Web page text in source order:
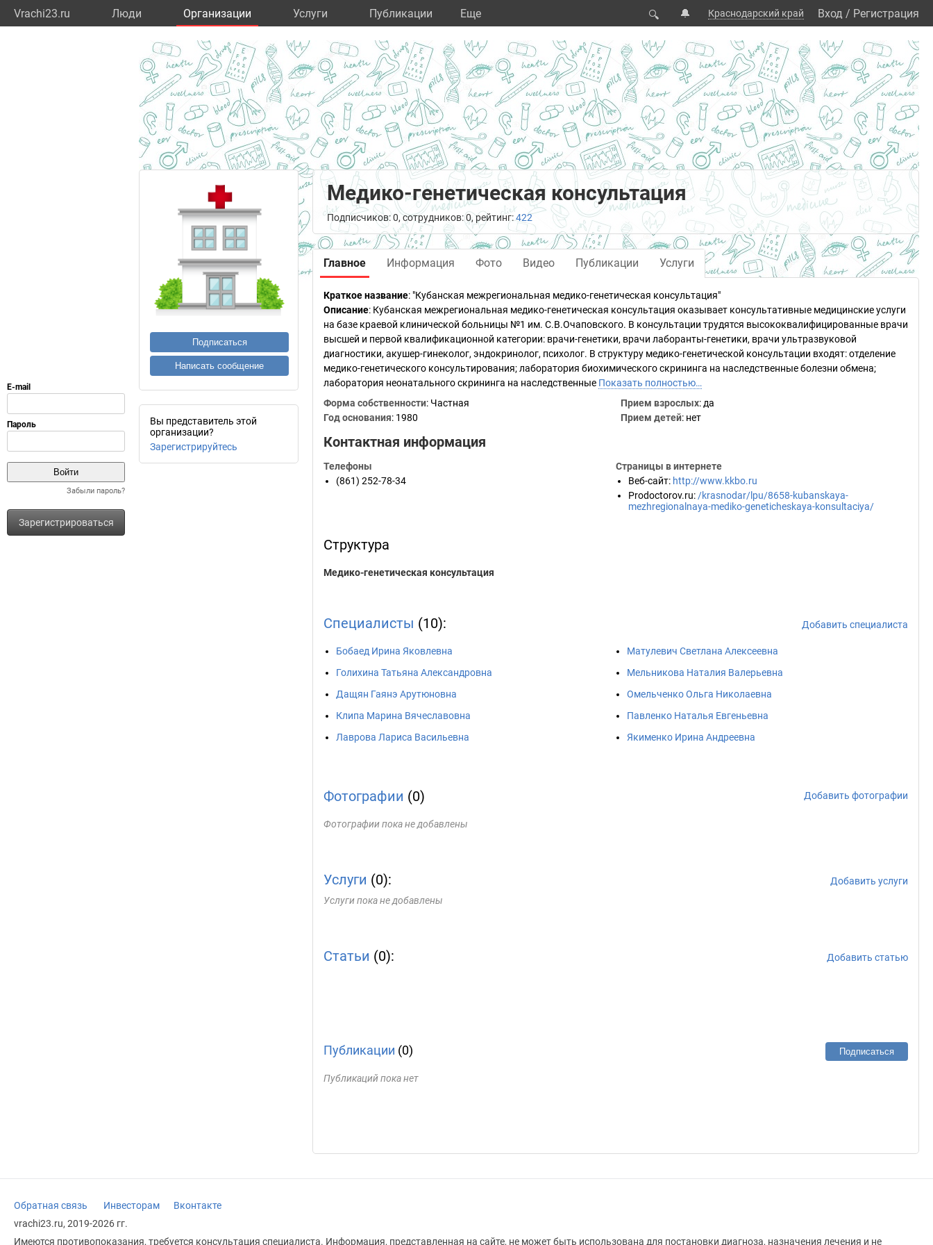
Vrachi23.ru Люди Организации Услуги Публикации Eще 🔍 🔔 Краснодарский край Вход / Регистрация
Забыли пароль?
Зарегистрироваться
Подписаться
Написать сообщение
Вы представитель этой
организации?
Зарегистрируйтесь
Медико-генетическая консультация
Подписчиков: 0, сотрудников: 0, рейтинг:422
Главное Информация Фото Видео Публикации Услуги
Краткое название: "Кубанская межрегиональная медико-генетическая консультация"
Описание: Кубанская межрегиональная медико-генетическая консультация оказывает консультативные медицинские услуги
на базе краевой клинической больницы №1 им. С.В.Очаповского. В консультации трудятся высококвалифицированные врачи
высшей и первой квалификационной категории: врачи-генетики, врачи лаборанты-генетики, врачи ультразвуковой
диагностики, акушер-гинеколог, эндокринолог, психолог. В структуру медико-генетической консультации входят: отделение
медико-генетического консультирования; лаборатория биохимического скрининга на наследственные болезни обмена;
лаборатория неонатального скрининга на наследственные Показать полностью…
Форма собственности: Частная
Год основания: 1980
Прием взрослых: да
Прием детей: нет
Контактная информация
Телефоны
(861) 252-78-34
Страницы в интернете
Веб-сайт: http://www.kkbo.ru
Prodoctorov.ru: /krasnodar/lpu/8658-kubanskaya-
mezhregionalnaya-mediko-geneticheskaya-konsultaciya/
Структура
Медико-генетическая консультация
Специалисты (10): Добавить специалиста
Бобаед Ирина Яковлевна
Голихина Татьяна Александровна
Дащян Гаянэ Арутюновна
Клипа Марина Вячеславовна
Лаврова Лариса Васильевна
Матулевич Светлана Алексеевна
Мельникова Наталия Валерьевна
Омельченко Ольга Николаевна
Павленко Наталья Евгеньевна
Якименко Ирина Андреевна
Фотографии (0) Добавить фотографии
Фотографии пока не добавлены
Услуги (0):
Добавить услуги
Услуги пока не добавлены
Статьи (0): Добавить статью
Публикации (0) Подписаться
Публикаций пока нет
Обратная связь Инвесторам
Вконтакте
vrachi23.ru, 2019-2026 гг.
Имеются противопоказания, требуется консультация специалиста. Информация, представленная на сайте, не может быть использована для постановки диагноза, назначения лечения и не